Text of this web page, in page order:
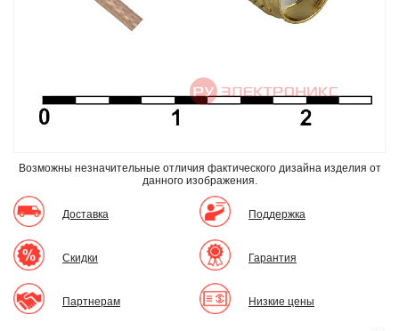
Возможны незначительные отличия фактического дизайна изделия от
данного изображения.
Доставка
Скидки
Партнерам
Поддержка
Гарантия
Низкие цены